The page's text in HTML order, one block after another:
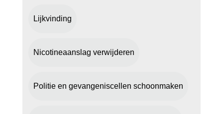
Lijkvinding
Nicotineaanslag verwijderen
Politie en gevangeniscellen schoonmaken